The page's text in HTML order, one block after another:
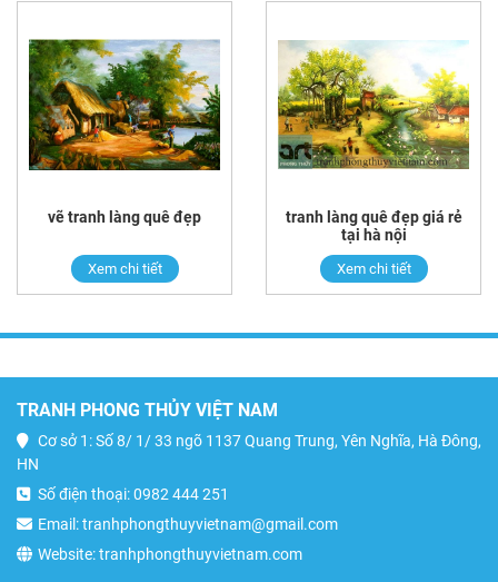
vẽ tranh làng quê đẹp
Xem chi tiết
tranh làng quê đẹp giá rẻ
tại hà nội
Xem chi tiết
TRANH PHONG THỦY VIỆT NAM
Cơ sở 1: Số 8/ 1/ 33 ngõ 1137 Quang Trung, Yên Nghĩa, Hà Đông,
HN
Số điện thoại: 0982 444 251
Email: tranhphongthuyvietnam@gmail.com
Website: tranhphongthuyvietnam.com